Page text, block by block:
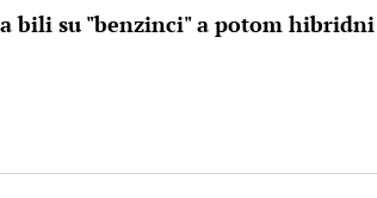
bili su "benzinci" a potom hibridni